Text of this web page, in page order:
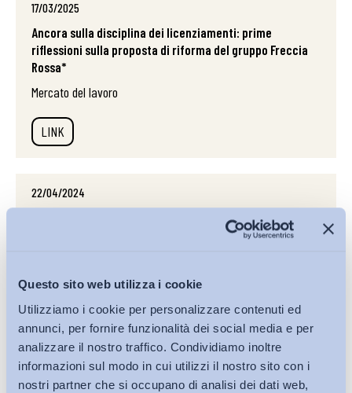
Questo sito web utilizza i cookie
Utilizziamo i cookie per personalizzare contenuti ed
annunci, per fornire funzionalità dei social media e per
analizzare il nostro traffico. Condividiamo inoltre
informazioni sul modo in cui utilizzi il nostro sito con i
nostri partner che si occupano di analisi dei dati web,
17/03/2025
Ancora sulla disciplina dei licenziamenti: prime
riflessioni sulla proposta di riforma del gruppo Freccia
Rossa*
Mercato del lavoro
LINK
22/04/2024
Organizzazione del lavoro e nuove forme di
15/01/2024
L’intelligenza artificiale e il diritto del lavoro*